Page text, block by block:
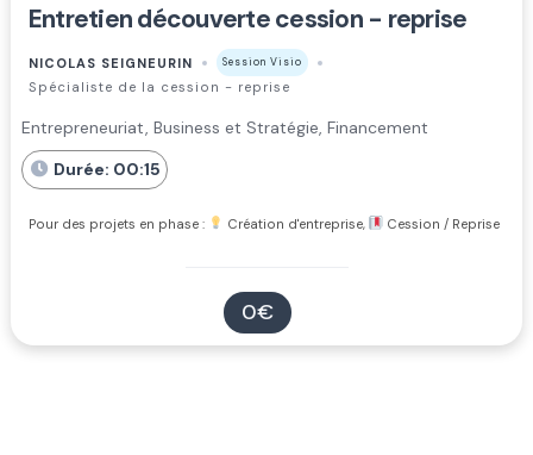
Entretien découverte cession - reprise
NICOLAS SEIGNEURIN Session Visio
Spécialiste de la cession - reprise
Entrepreneuriat, Business et Stratégie, Financement
Durée: 00:15
Pour des projets en phase : Création d'entreprise, Cession / Reprise
0€